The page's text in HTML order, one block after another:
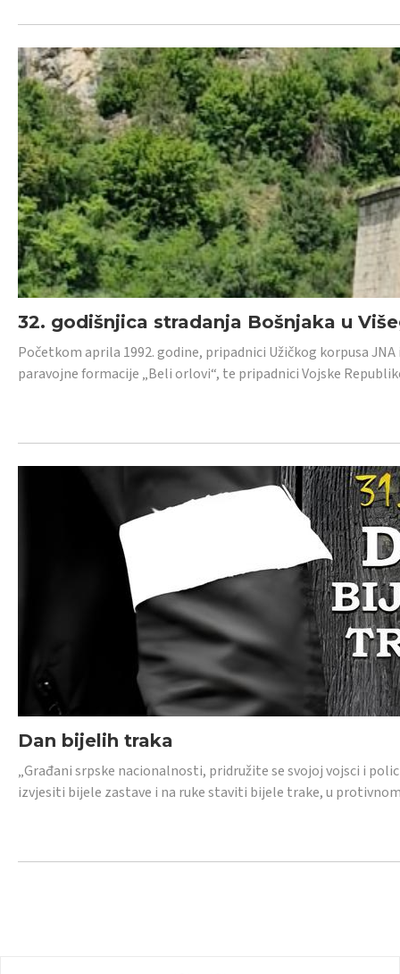
32. godišnjica stradanja Bošnjaka u
Početkom aprila 1992. godine, pripadnici Užičkog korpusa
paravojne formacije „Beli orlovi“, te pripadnici Vojske
Dan bijelih traka
„Građani srpske nacionalnosti, pridružite se svojoj vojsci i
izvjesiti bijele zastave i na ruke staviti bijele trake, u